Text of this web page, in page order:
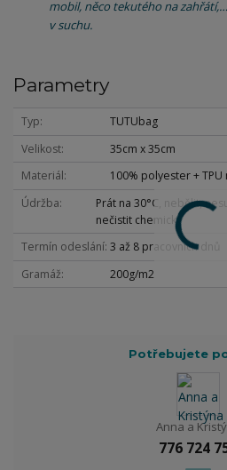
mobil, něco tekutého na
v suchu.
Parametry
Typ
TUTUbag
Velikost
35cm x 35cm
Materiál
100% polyester +
Údržba
Prát na 30°C, nebělit,
nečistit chemicky
Termín odeslání 3 až 8 pracovních dnů
Gramáž
200g/m2
Potřebujete
Anna a
776 724